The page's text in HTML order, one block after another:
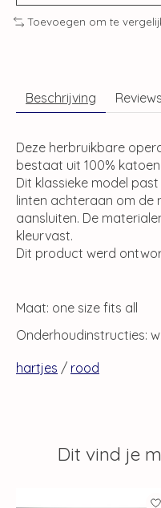
Toevoegen om te
Beschrijving
Deze herbruikbare
bestaat uit 100% katoen.
Dit klassieke model
linten achteraan om de
aansluiten. De
kleurvast.
Dit product werd
Maat: one size fits all
Onderhoudinstructies:
hartjes / rood
Dit vind je
Items van